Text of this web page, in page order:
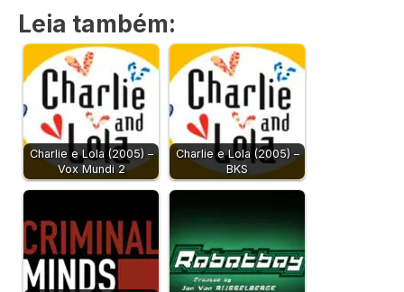
Leia também:
Charlie e Lola (2005) –
Vox Mundi 2
Charlie e Lola (2005) –
BKS